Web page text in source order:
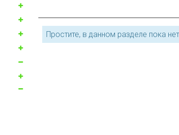
Простите, в данном разделе пока